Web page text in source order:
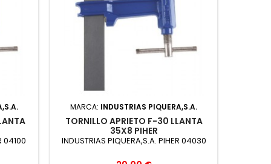
04100
MARCA: INDUSTRIAS PIQUERA,S.A.
TORNILLO APRIETO F-30 LLANTA
35X8 PIHER
INDUSTRIAS PIQUERA,S.A. PIHER 04030